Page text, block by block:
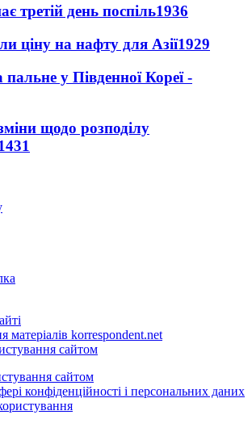
третій день поспіль1936
ціну на нафту для Азії1929
пальне у Південної Кореї -
щодо розподілу
матеріалів korrespondent.net
сайтом
сайтом
конфіденційності і персональних даних